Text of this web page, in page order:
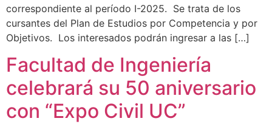
correspondiente al período I-2025. Se trata de los
cursantes del Plan de Estudios por Competencia y por
Objetivos. Los interesados podrán ingresar a las […]
Facultad de Ingeniería
celebrará su 50 aniversario
con “Expo Civil UC”